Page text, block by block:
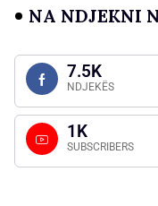
NA NDJEKNI
7.5K
NDJEKËS
1K
SUBSCRIBERS